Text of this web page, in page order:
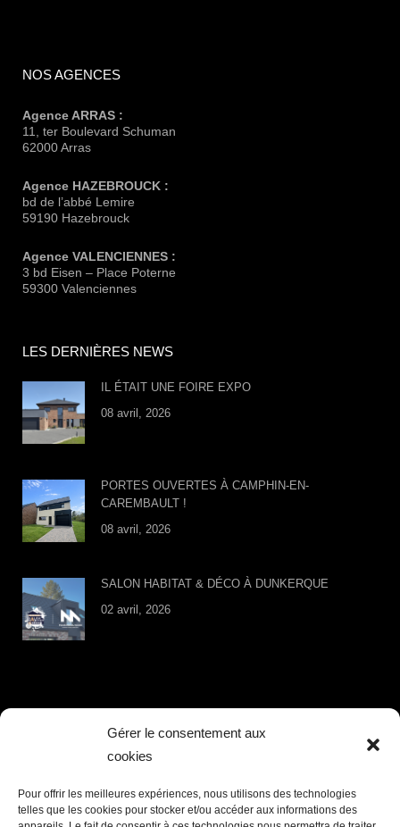
Gérer le consentement aux
cookies
Pour offrir les meilleures expériences, nous utilisons des technologies
telles que les cookies pour stocker et/ou accéder aux informations des
NOS AGENCES
Agence ARRAS :
11, ter Boulevard Schuman
62000 Arras
Agence HAZEBROUCK :
bd de l’abbé Lemire
59190 Hazebrouck
Agence VALENCIENNES :
3 bd Eisen – Place Poterne
59300 Valenciennes
LES DERNIÈRES NEWS
IL ÉTAIT UNE FOIRE EXPO
08 avril, 2026
PORTES OUVERTES À CAMPHIN-EN-
CAREMBAULT !
08 avril, 2026
SALON HABITAT & DÉCO À DUNKERQUE
02 avril, 2026
LIENS UTILES
Valeurs
Garanties